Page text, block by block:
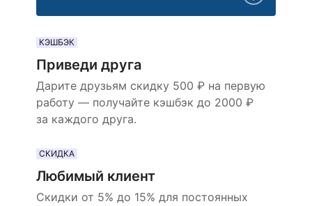
КЭШБЭК
Приведи друга
Дарите друзьям скидку 500 ₽ на первую
работу — получайте кэшбэк до 2000 ₽
за каждого друга.
СКИДКА
Любимый клиент
Скидки от 5% до 15% для постоянных